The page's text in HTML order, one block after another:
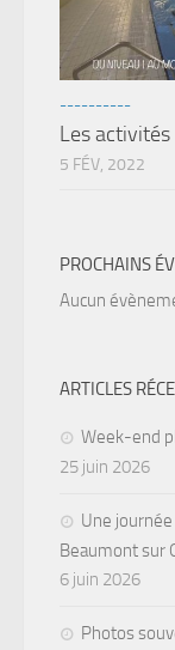
----------
Les activités
5 FÉV, 2022
PROCHAINS
Aucun
ARTICLES
Week-end
25 juin 2026
Une
Beaumont sur
6 juin 2026
Photos